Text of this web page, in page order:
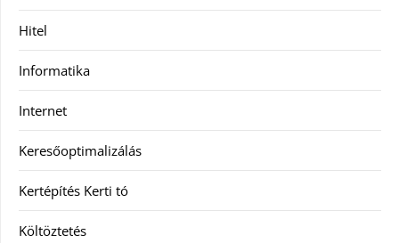
Hitel
Informatika
Internet
Keresőoptimalizálás
Kertépítés Kerti tó
Költöztetés